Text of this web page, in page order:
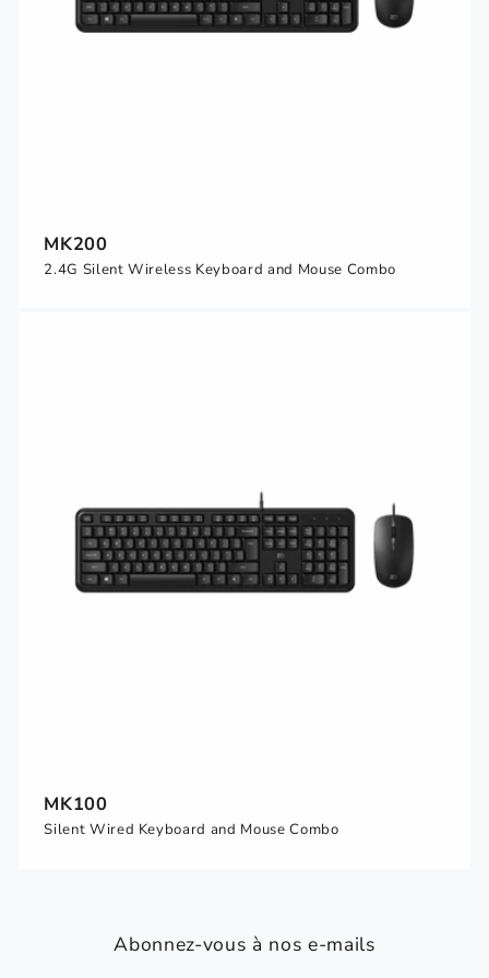
MK200
2.4G Silent Wireless Keyboard and Mouse Combo
MK100
Silent Wired Keyboard and Mouse Combo
Abonnez-vous à nos e-mails